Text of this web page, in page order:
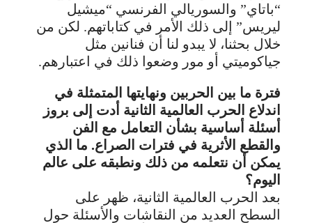
“باتاي” والسوريالي الفرنسي “ميشيل
ليريس” إلى ذلك الأمر في كتاباتهم. لكن من
خلال بحثنا، لا يبدو لنا أن فنانين مثل
جياكوميتي أو مور وضعوا ذلك في اعتبارهم.
فترة ما بين الحربين ونهايتها المتمثلة في
اندلاع الحرب العالمية الثانية أدت إلى بروز
أسئلة أساسية بشأن التعامل مع الفن
والقطع الأثرية في فترات الصراع. ما الذي
يمكن أن نتعلمه من ذلك ونطبقه على عالم
اليوم؟
بعد الحرب العالمية الثانية، ظهر على
السطح العديد من النقاشات والأسئلة حول